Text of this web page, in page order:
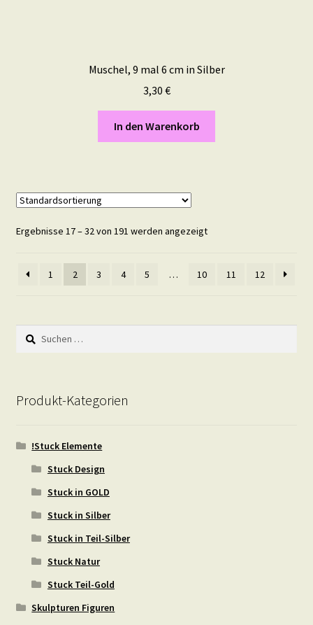
Muschel, 9 mal 6 cm in Silber
3,30 €
In den Warenkorb
Ergebnisse 17 – 32 von 191 werden angezeigt
1 2 3 4 5 … 10 11 12
Suchen
nach:
Produkt-Kategorien
!Stuck Elemente
Stuck Design
Stuck in GOLD
Stuck in Silber
Stuck in Teil-Silber
Stuck Natur
Stuck Teil-Gold
Skulpturen Figuren